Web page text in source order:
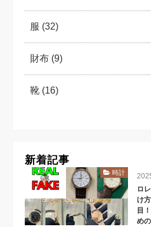
服 (32)
財布 (9)
靴 (16)
新着記事
時計
ロ
け
目
め